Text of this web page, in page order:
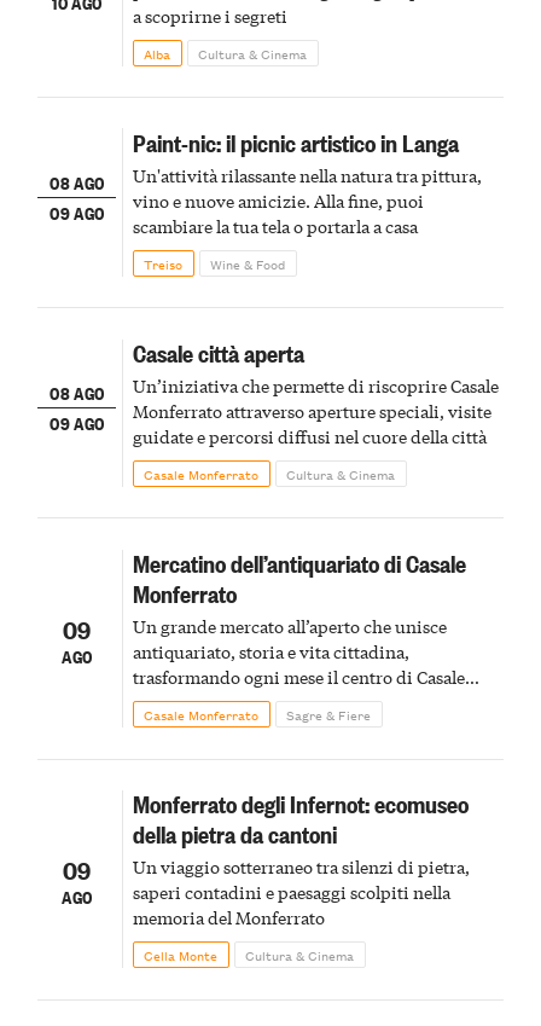
a scoprirne i segreti
Alba Cultura & Cinema
08 AGO
09 AGO
Paint-nic: il picnic artistico in Langa
Un'attività rilassante nella natura tra pittura,
vino e nuove amicizie. Alla fine, puoi
scambiare la tua tela o portarla a casa
Treiso Wine & Food
08 AGO
09 AGO
Casale città aperta
Un’iniziativa che permette di riscoprire Casale
Monferrato attraverso aperture speciali, visite
guidate e percorsi diffusi nel cuore della città
Casale Monferrato Cultura & Cinema
09
AGO
Mercatino dell’antiquariato di Casale
Monferrato
Un grande mercato all’aperto che unisce
antiquariato, storia e vita cittadina,
trasformando ogni mese il centro di Casale
Monferrato in un luogo di scoperta e racconto
Casale Monferrato Sagre & Fiere
09
AGO
Monferrato degli Infernot: ecomuseo
della pietra da cantoni
Un viaggio sotterraneo tra silenzi di pietra,
saperi contadini e paesaggi scolpiti nella
memoria del Monferrato
Cella Monte Cultura & Cinema